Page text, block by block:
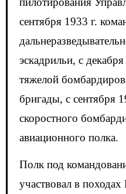
сентября 1933 г.
эскадрильи, с
тяжелой
бригады, с сентября
скоростного
авиационного полка.
Полк под
участвовал в